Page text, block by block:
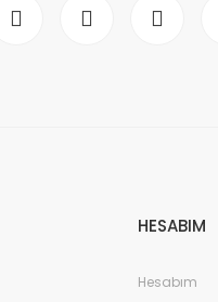
HESABIM
Hesabım